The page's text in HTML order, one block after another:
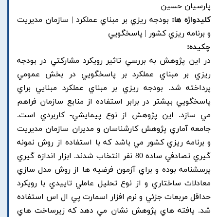
پارسيان حسين
کلیدواژه ها: بودجه ريزي بر مبناي عملکرد | سازمان مديريت
و برنامه ريزي کشور | پاسخگويي
چکیده:
در اين پژوهش به بررسي تاثير رويکرد مشارکتي در بودجه
ريزي بر مبناي عملکرد بر پاسخگويي در بخش عمومي
پرداخته شد. بودجه ريزي بر مبناي عملکرد مبنايي براي
پاسخگويي بيشتر در برابر استفاده از منابع سازمان فراهم
مي سازد. اين پژوهش از نوع پيمايشي- کاربردي است.
جامعه آماري پژوهش کارشناسان و مديران سازمان مديريت
و برنامه ريزي کشور مي باشد که با استفاده از روش نمونه
گيري تصادفي ساده 80 نفر انتخاب شدند. ابزار اندازه گيري
پرسشنامه بوده و براي آزمون فرضيه ها از روش مدل سازي
معادلات ساختاري و از نوع تحليل عاملي تاييدي با رويکرد
حداقل مربعات جزئي و نرم افزار اسمارت پي ال اس استفاده
شد. يافته هاي پژوهش نشان مي دهد که زيرساخت هاي